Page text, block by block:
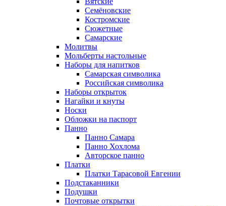
Семёновские
Костромские
Сюжетные
Самарские
Молитвы
Мольберты настольные
Наборы для напитков
Самарская символика
Российская символика
Наборы открыток
Нагайки и кнуты
Носки
Обложки на паспорт
Панно
Панно Самара
Панно Хохлома
Авторское панно
Платки
Платки Тарасовой Евгении
Подстаканники
Подушки
Почтовые открытки